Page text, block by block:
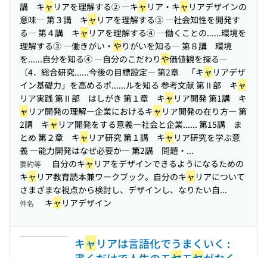
講 キャ リアを理解する② ―キャ リア・キャ リアデザインの
意味― 第３講 キャ リアを理解する③ ―社会知性を開発す
る― 第４講 キャ リアを理解する④ ―働くことの......環境を
理解する③ ―働きがい・ や りがいを知る― 第８講 環境
を......自分を知る④ ―自分のこだわり や価値観を探る―
〔4．総合研究......今後の目標設定― 第2章 「キャ リアデザ
イン基礎力」を高めるポ......ルを知る 参考文献 第Ⅱ部 キャ
リア実践 第Ⅱ部 はしがき 第１章 キャ リア開発 第1講 キ
ャ リア開発の理解―企業におけるキャ リア開発の在り方― 第
2講 キャ リア開発をする意義―社会と企業...... 第15講 ま
とめ 第２章 キャ リア研究 第１講 キャ リア研究を学ぶ意
義 ―能力開発はなぜ必要か― 第2講 問題・...
要約等 自分のキャ リアをデザインできるようになるための
キャ リア教育読本兼ワークブック。自分のキャ リアについて
さまざまな視点から検討し、デザインし、なりたい自...
件名 キャ リアデザイン
キャリアは言語化でうまくいく :